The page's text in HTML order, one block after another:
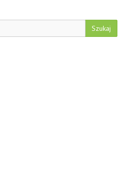
Szukaj